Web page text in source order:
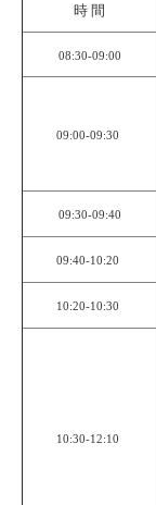
時 間
08:30-09:00
09:00-09:30
09:30-09:40
09:40-10:20
10:20-10:30
10:30-12:10